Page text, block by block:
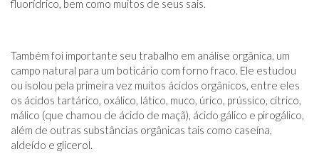
fluorídrico, bem como muitos de seus sais.
Também foi importante seu trabalho em análise orgânica, um
campo natural para um boticário com forno fraco. Ele estudou
ou isolou pela primeira vez muitos ácidos orgânicos, entre eles
os ácidos tartárico, oxálico, lático, muco, úrico, prússico, cítrico,
málico (que chamou de ácido de maçã), ácido gálico e pirogálico,
além de outras substâncias orgânicas tais como caseína,
aldeído e glicerol.